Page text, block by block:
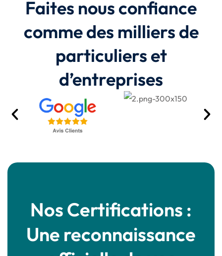
Faites nous confiance
comme des milliers de
particuliers et
d’entreprises
Nos Certifications :
Une reconnaissance